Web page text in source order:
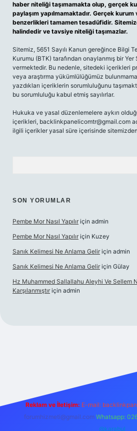
haber niteliği taşımamakta olup, gerçek
paylaşım yapılmamaktadır. Gerçek
benzerlikleri tamamen tesadüfidir.
halindedir ve tavsiye niteliği taşımazlar.
Sitemiz, 5651 Sayılı Kanun gereğince Bilgi
Kurumu (BTK) tarafından onaylanmış bir
vermektedir. Bu nedenle, sitedeki içerikleri
veya araştırma yükümlülüğümüz
yazdıkları içeriklerin sorumluluğunu
bu sorumluluğu kabul etmiş sayılırlar.
Hukuka ve yasal düzenlemelere aykırı
içerikleri, backlinkpanelicomtr@gmail.com
ilgili içerikler yasal süre içerisinde sitemizden
SON YORUMLAR
Pembe Mor Nasıl Yapılır için admin
Pembe Mor Nasıl Yapılır için Kuzey
Sanık Kelimesi Ne Anlama Gelir için admin
Sanık Kelimesi Ne Anlama Gelir için Gülay
Hz Muhammed Sallallahu Aleyhi Ve Sellem
Karşılanmıştır için admin
Reklam ve İletişim: E-mail:
forumhizmeti@gmail.com Whatsapp:
@karabul